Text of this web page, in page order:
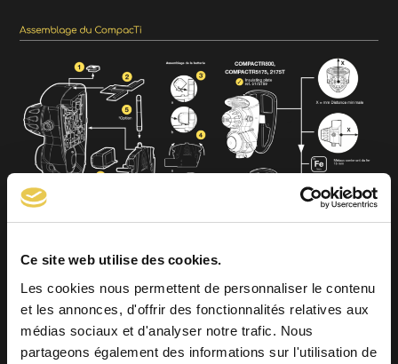
Ce site web utilise des cookies.
Les cookies nous permettent de personnaliser le contenu
et les annonces, d'offrir des fonctionnalités relatives aux
médias sociaux et d'analyser notre trafic. Nous
partageons également des informations sur l'utilisation de